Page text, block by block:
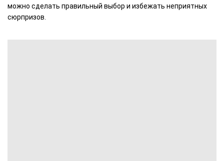
можно сделать правильный выбор и избежать неприятных
сюрпризов.